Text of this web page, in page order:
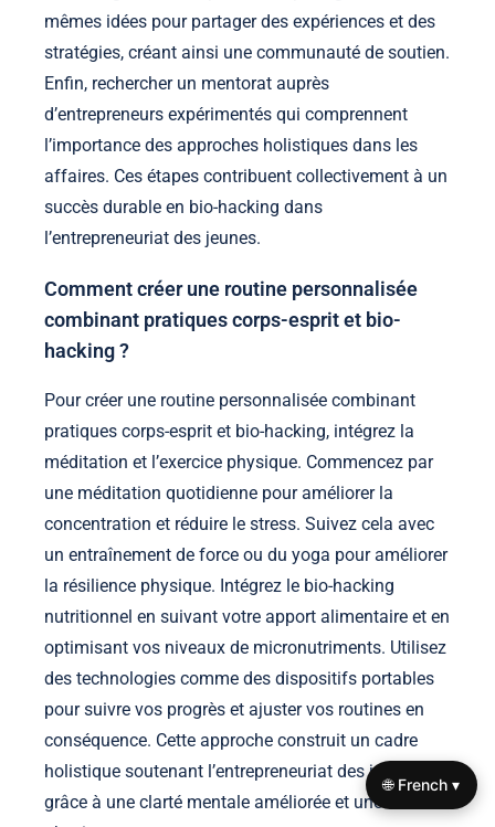
mêmes idées pour partager des expériences et des
stratégies, créant ainsi une communauté de soutien.
Enfin, rechercher un mentorat auprès
d’entrepreneurs expérimentés qui comprennent
l’importance des approches holistiques dans les
affaires. Ces étapes contribuent collectivement à un
succès durable en bio-hacking dans
l’entrepreneuriat des jeunes.
Comment créer une routine personnalisée
combinant pratiques corps-esprit et bio-
hacking ?
Pour créer une routine personnalisée combinant
pratiques corps-esprit et bio-hacking, intégrez la
méditation et l’exercice physique. Commencez par
une méditation quotidienne pour améliorer la
concentration et réduire le stress. Suivez cela avec
un entraînement de force ou du yoga pour améliorer
la résilience physique. Intégrez le bio-hacking
nutritionnel en suivant votre apport alimentaire et en
optimisant vos niveaux de micronutriments. Utilisez
des technologies comme des dispositifs portables
pour suivre vos progrès et ajuster vos routines en
conséquence. Cette approche construit un cadre
holistique soutenant l’entrepreneuriat des jeunes
grâce à une clarté mentale améliorée et une vitalité
🌐 French ▾